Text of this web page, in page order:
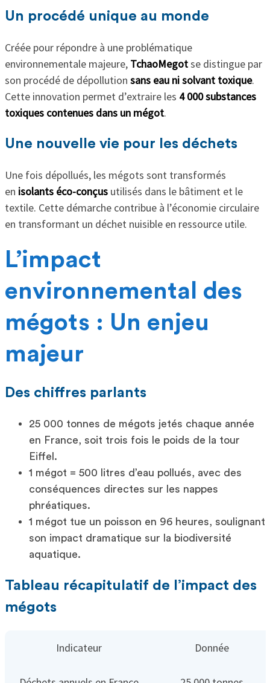
Un procédé unique au monde
Créée pour répondre à une problématique
environnementale majeure, TchaoMegotse distingue par
son procédé de dépollution sans eau ni solvant toxique.
Cette innovation permet d’extraire les 4 000 substances
toxiques contenues dans un mégot.
Une nouvelle vie pour les déchets
Une fois dépollués, les mégots sont transformés
en isolants éco-conçusutilisés dans le bâtiment et le
textile. Cette démarche contribue à l’économie circulaire
en transformant un déchet nuisible en ressource utile.
L’impact
environnemental des
mégots : Un enjeu
majeur
Des chiffres parlants
25 000 tonnes de mégots jetés chaque année
en France, soit trois fois le poids de la tour
Eiffel.
1 mégot = 500 litres d’eau pollués, avec des
conséquences directes sur les nappes
phréatiques.
1 mégot tue un poisson en 96 heures, soulignant
son impact dramatique sur la biodiversité
aquatique.
Tableau récapitulatif de l’impact des
mégots
Indicateur Donnée